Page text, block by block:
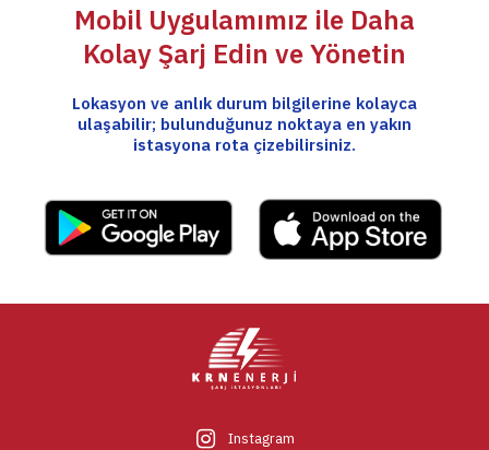
Mobil Uygulamımız ile Daha
Kolay Şarj Edin ve Yönetin
Lokasyon ve anlık durum bilgilerine kolayca
ulaşabilir; bulunduğunuz noktaya en yakın
istasyona rota çizebilirsiniz.
Instagram